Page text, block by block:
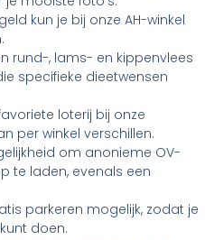
kun je bij onze AH-winkel
rund-, lams- en kippenvlees
specifieke dieetwensen
loterij bij onze
per winkel verschillen.
om anonieme OV-
te laden, evenals een
parkeren mogelijk, zodat je
doen.